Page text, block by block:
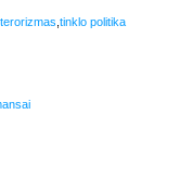
terorizmas tinklo politika